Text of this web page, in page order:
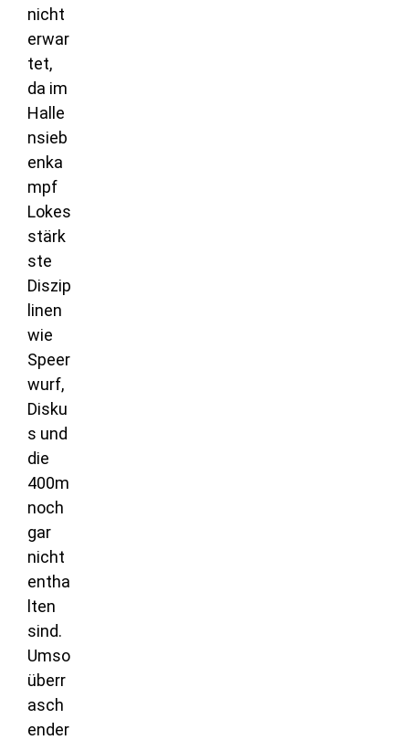
nicht
erwar
tet,
da im
Halle
nsieb
enka
mpf
Lokes
stärk
ste
Diszip
linen
wie
Speer
wurf,
Disku
s und
die
400m
noch
gar
nicht
entha
lten
sind.
Umso
überr
asch
ender